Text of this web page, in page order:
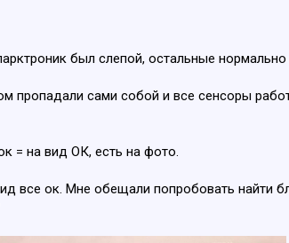
был слепой, остальные
пропадали сами собой и все сенсоры
= на вид ОК, есть на фото.
все ок. Мне обещали попробовать найти